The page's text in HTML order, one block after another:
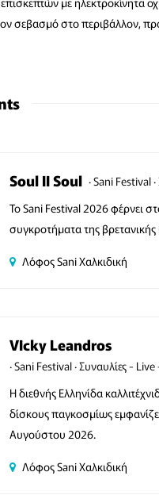
σεβασμό στο περιβάλλον,
Soul II Soul Sani Festival
To Sani Festival 2026 φέρνει
συγκροτήματα της
Λόφος SaniΧαλκιδική
VIcky Leandros
Sani Festival Συναυλίες - Live
Η διεθνής Ελληνίδα
δίσκους παγκοσμίως
Αυγούστου 2026.
Λόφος SaniΧαλκιδική